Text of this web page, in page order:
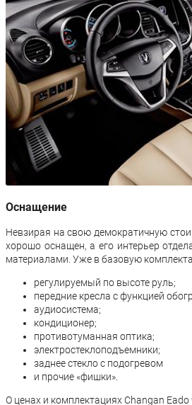
Оснащение
Невзирая на свою демократичную
хорошо оснащен, а его интерьер
материалами. Уже в базовую
регулируемый по высоте руль;
передние кресла с функцией
аудиосистема;
кондиционер;
противотуманная оптика;
электростеклоподъемники;
заднее стекло с подогревом
и прочие «фишки».
О ценах и комплектациях Changan Eado